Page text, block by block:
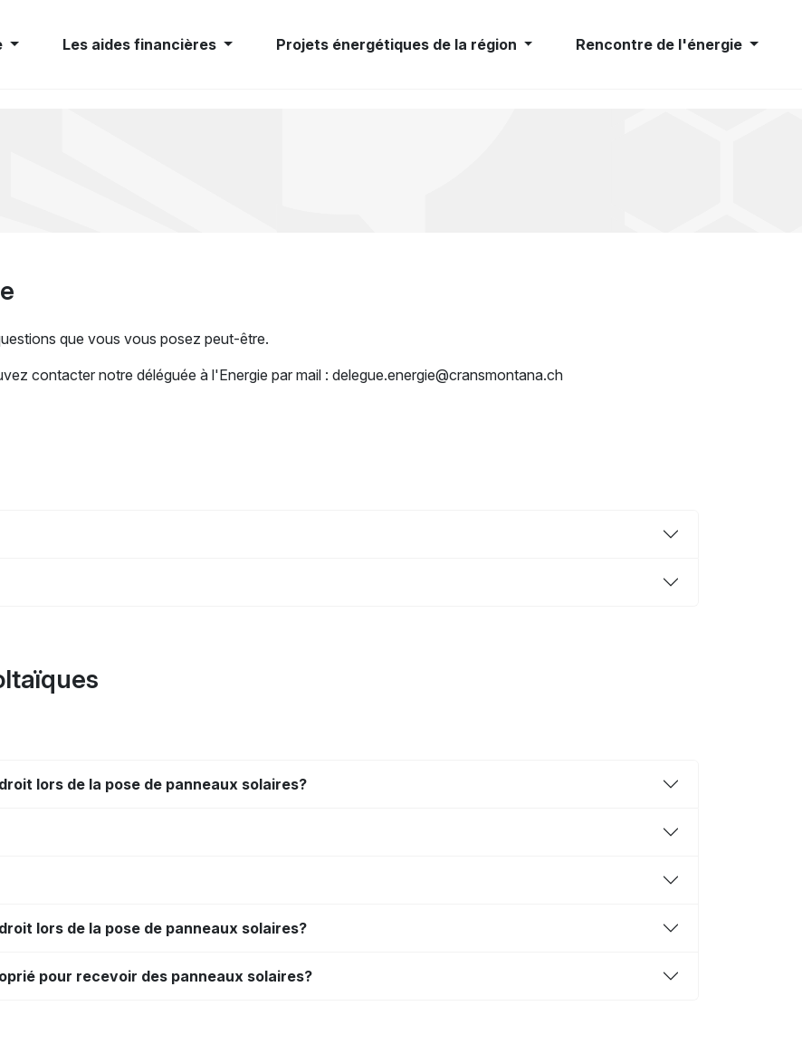
Les aides financières Projets énergétiques de la région Rencontre de l'énergie
que vous vous posez peut-être.
contacter notre déléguée à l'Energie par mail : delegue.energie@cransmontana.ch
lors de la pose de panneaux solaires?
lors de la pose de panneaux solaires?
pour recevoir des panneaux solaires?